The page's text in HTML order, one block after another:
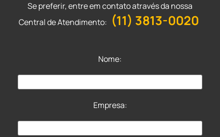
Se preferir, entre em contato através da nossa
Central de Atendimento: (11) 3813-0020
Nome:
Empresa: